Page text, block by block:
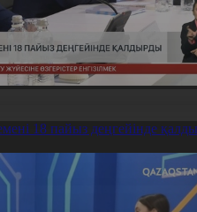
18 пайыз деңгейінде